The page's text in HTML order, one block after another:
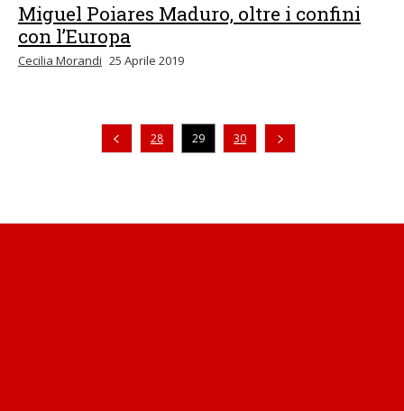
Miguel Poiares Maduro, oltre i confini
con l’Europa
Cecilia Morandi 25 Aprile 2019
Pagina precedente
28 29 30